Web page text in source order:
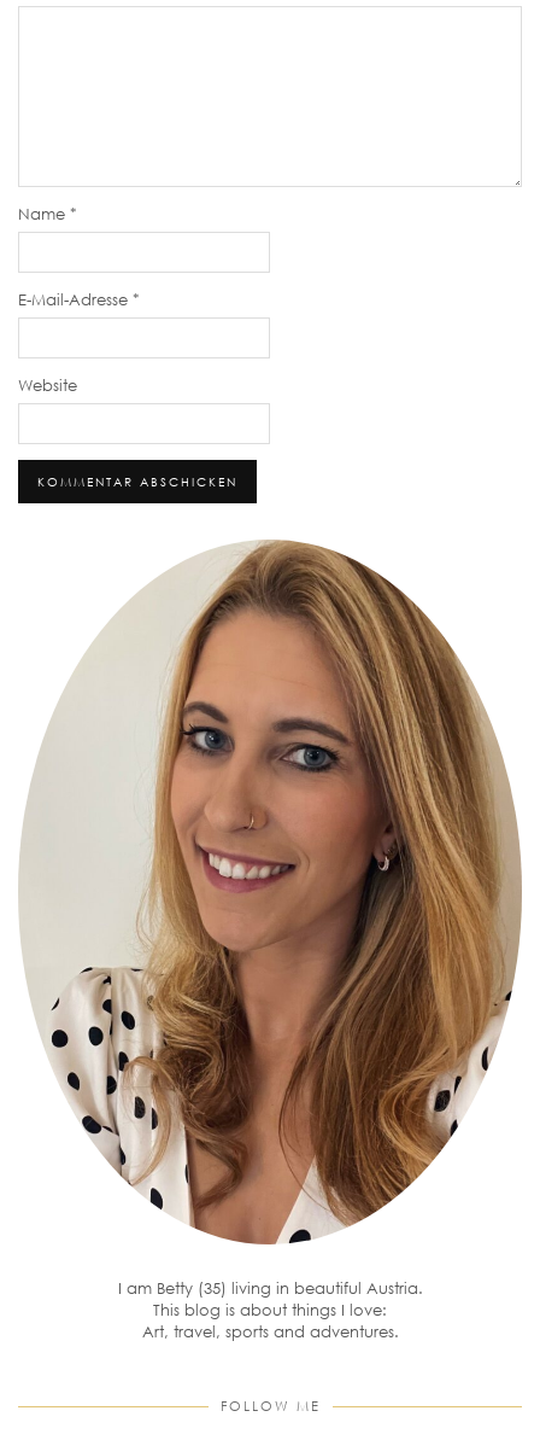
Name *
E-Mail-Adresse *
Website
I am Betty (35) living in beautiful Austria.
This blog is about things I love:
Art, travel, sports and adventures.
FOLLOW ME